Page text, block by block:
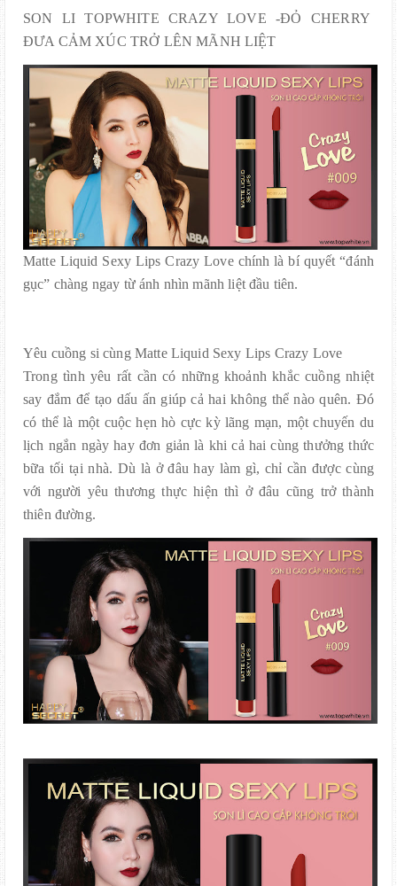
SON LI TOPWHITE CRAZY LOVE -ĐỎ CHERRY
ĐƯA CẢM XÚC TRỞ LÊN MÃNH LIỆT
Matte Liquid Sexy Lips Crazy Love chính là bí quyết “đánh
gục” chàng ngay từ ánh nhìn mãnh liệt đầu tiên.
Yêu cuồng si cùng Matte Liquid Sexy Lips Crazy Love
Trong tình yêu rất cần có những khoảnh khắc cuồng nhiệt
say đắm để tạo dấu ấn giúp cả hai không thể nào quên. Đó
có thể là một cuộc hẹn hò cực kỳ lãng mạn, một chuyến du
lịch ngắn ngày hay đơn giản là khi cả hai cùng thưởng thức
bữa tối tại nhà. Dù là ở đâu hay làm gì, chỉ cần được cùng
với người yêu thương thực hiện thì ở đâu cũng trở thành
thiên đường.